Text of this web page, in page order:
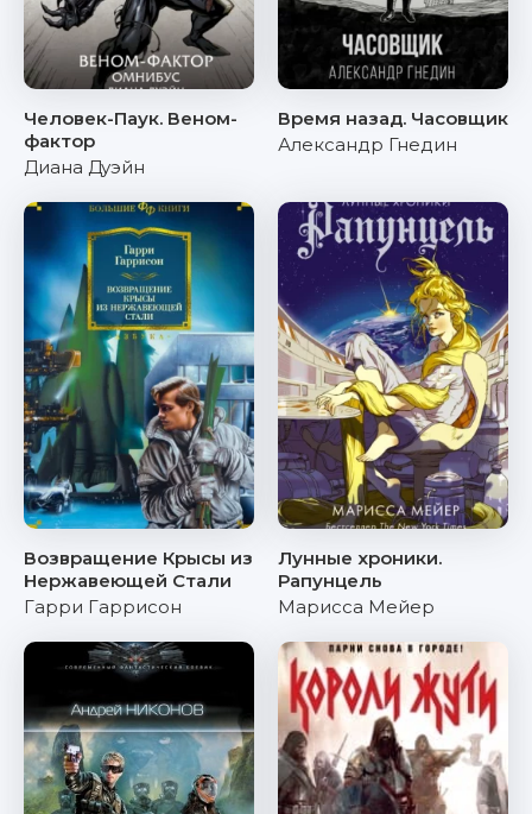
Человек-Паук. Веном-
фактор
Диана Дуэйн
Время назад. Часовщик
Александр Гнедин
Возвращение Крысы из
Нержавеющей Стали
Гарри Гаррисон
Лунные хроники.
Рапунцель
Марисса Мейер